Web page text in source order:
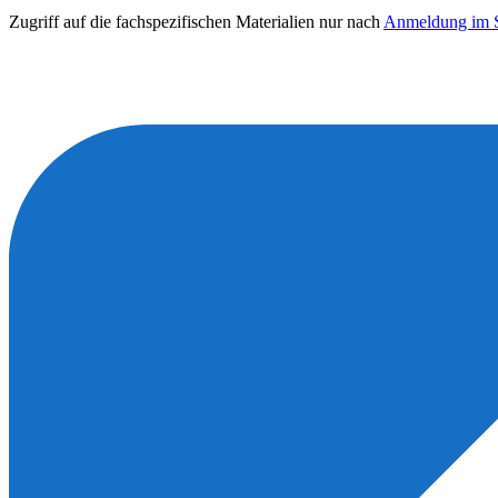
Zugriff auf die fachspezifischen Materialien nur nach Anmeldung im